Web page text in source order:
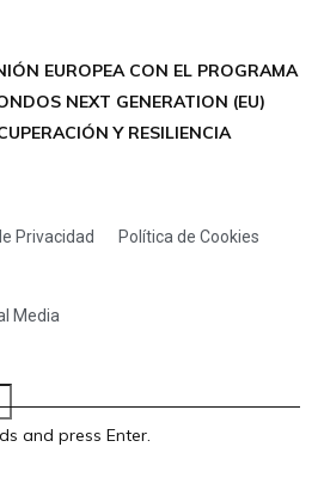
EUROPEA CON EL PROGRAMA
NEXT GENERATION (EU)
Y RESILIENCIA
Media
Privacidad
Política de Cookies
and press Enter.